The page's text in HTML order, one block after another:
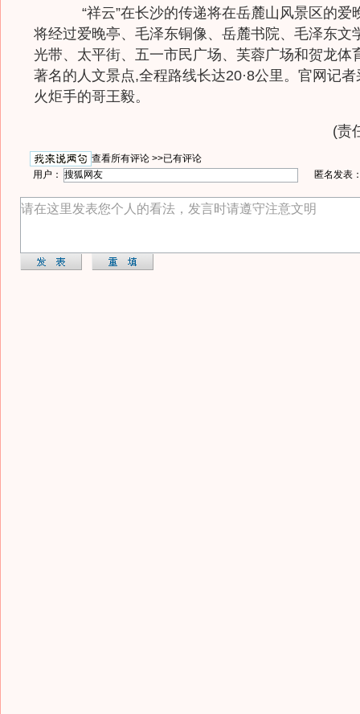
“祥云”在长沙的传递将在岳麓山风景区的爱
将经过爱晚亭、毛泽东铜像、岳麓书院、毛泽东文
光带、太平街、五一市民广场、芙蓉广场和贺龙体
著名的人文景点,全程路线长达20·8公里。官网记
火炬手的哥王毅。
(责
查看所有评论 >>已有评论
用户：
匿名发表